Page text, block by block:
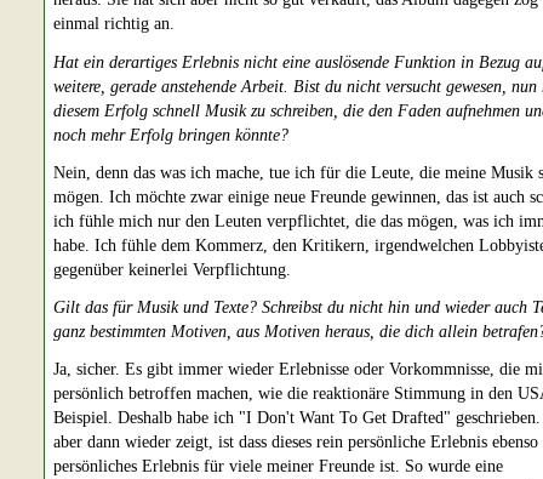
einmal richtig an.
Hat ein derartiges Erlebnis nicht eine auslösende Funktion in Bezug
weitere, gerade anstehende Arbeit. Bist du nicht versucht gewesen, nun
diesem Erfolg schnell Musik zu schreiben, die den Faden aufnehmen
noch mehr Erfolg bringen könnte?
Nein, denn das was ich mache, tue ich für die Leute, die meine Musik
mögen. Ich möchte zwar einige neue Freunde gewinnen, das ist auch
ich fühle mich nur den Leuten verpflichtet, die das mögen, was ich
habe. Ich fühle dem Kommerz, den Kritikern, irgendwelchen
gegenüber keinerlei Verpflichtung.
Gilt das für Musik und Texte? Schreibst du nicht hin und wieder auch
ganz bestimmten Motiven, aus Motiven heraus, die dich allein
Ja, sicher. Es gibt immer wieder Erlebnisse oder Vorkommnisse, die
persönlich betroffen machen, wie die reaktionäre Stimmung in den
Beispiel. Deshalb habe ich "I Don't Want To Get Drafted" geschrieben.
aber dann wieder zeigt, ist dass dieses rein persönliche Erlebnis ebenso
persönliches Erlebnis für viele meiner Freunde ist. So wurde eine